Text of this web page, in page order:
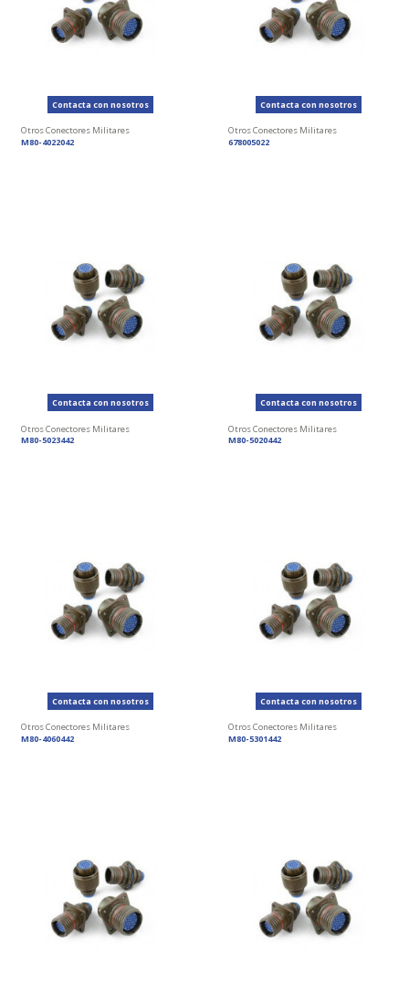
Contacta con nosotros
Otros Conectores Militares
M80-4022042
Contacta con nosotros
Otros Conectores Militares
678005022
Contacta con nosotros
Otros Conectores Militares
M80-5023442
Contacta con nosotros
Otros Conectores Militares
M80-5020442
Contacta con nosotros
Otros Conectores Militares
M80-4060442
Contacta con nosotros
Otros Conectores Militares
M80-5301442